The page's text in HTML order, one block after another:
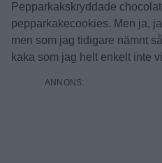
Pepparkakskryddade
pepparkakecookies. Men ja,
men som jag tidigare nämnt
kaka som jag helt enkelt inte